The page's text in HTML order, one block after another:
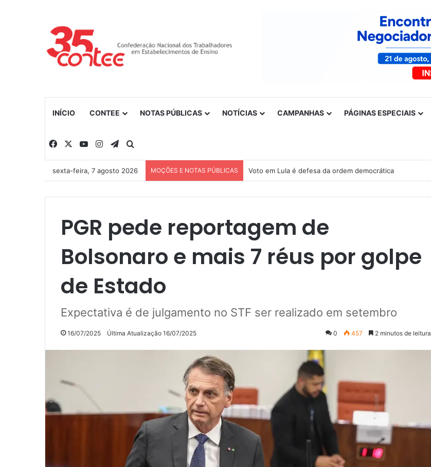
INÍCIO CONTEE NOTAS PÚBLICAS NOTÍCIAS CAMPANHAS PÁGINAS ESPECIAIS
Facebook YouTubeInstagramTelegram
sexta-feira, 7 agosto 2026 MOÇÕES E NOTAS PÚBLICAS Nota de solidariedade ao povo venezuelano
PGR pede reportagem de
Bolsonaro e mais 7 réus por golpe
de Estado
Expectativa é de julgamento no STF ser realizado em setembro
16/07/2025 Última Atualização 16/07/2025 0 457 2 minutos de leitura